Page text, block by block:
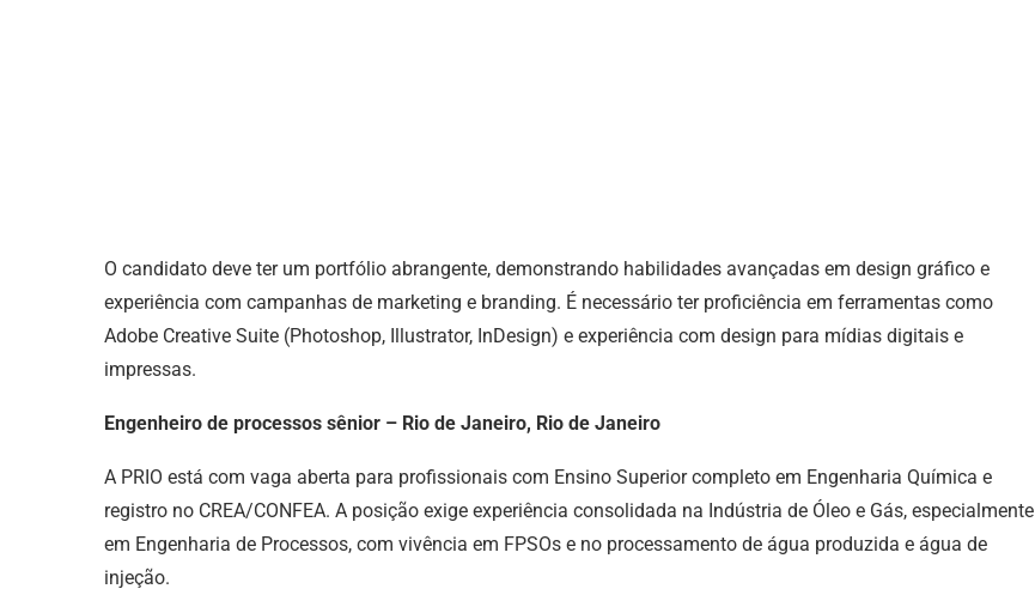
O candidato deve ter um portfólio abrangente, demonstrando habilidades avançadas em design gráfico e
experiência com campanhas de marketing e branding. É necessário ter proficiência em ferramentas como
Adobe Creative Suite (Photoshop, Illustrator, InDesign) e experiência com design para mídias digitais e
impressas.
Engenheiro de processos sênior – Rio de Janeiro, Rio de Janeiro
A PRIO está com vaga aberta para profissionais com Ensino Superior completo em Engenharia Química e
registro no CREA/CONFEA. A posição exige experiência consolidada na Indústria de Óleo e Gás, especialmente
em Engenharia de Processos, com vivência em FPSOs e no processamento de água produzida e água de
injeção.